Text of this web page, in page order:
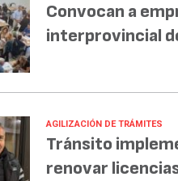
Convocan a
interprovincial
AGILIZACIÓN DE TRÁMITES
Tránsito
renovar